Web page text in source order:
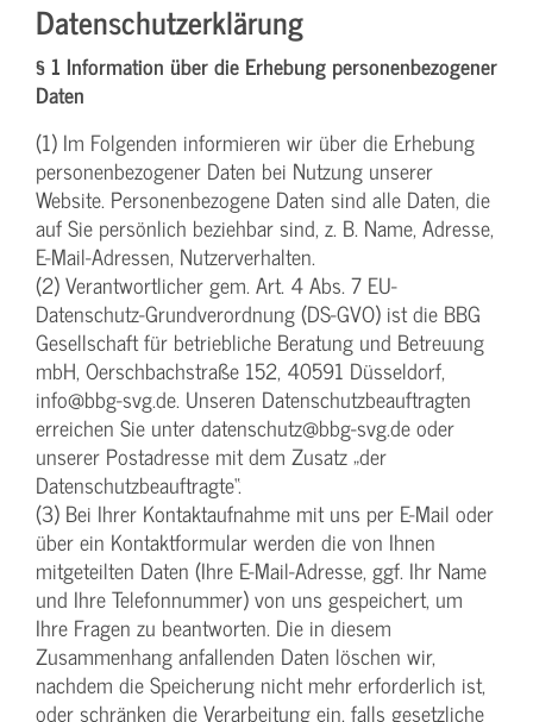
Datenschutzerklärung
§ 1 Information über die Erhebung personenbezogener
Daten
(1) Im Folgenden informieren wir über die Erhebung
personenbezogener Daten bei Nutzung unserer
Website. Personenbezogene Daten sind alle Daten, die
auf Sie persönlich beziehbar sind, z. B. Name, Adresse,
E-Mail-Adressen, Nutzerverhalten.
(2) Verantwortlicher gem. Art. 4 Abs. 7 EU-
Datenschutz-Grundverordnung (DS-GVO) ist die BBG
Gesellschaft für betriebliche Beratung und Betreuung
mbH, Oerschbachstraße 152, 40591 Düsseldorf,
info@bbg-svg.de. Unseren Datenschutzbeauftragten
erreichen Sie unter datenschutz@bbg-svg.de oder
unserer Postadresse mit dem Zusatz „der
Datenschutzbeauftragte“.
(3) Bei Ihrer Kontaktaufnahme mit uns per E-Mail oder
über ein Kontaktformular werden die von Ihnen
mitgeteilten Daten (Ihre E-Mail-Adresse, ggf. Ihr Name
und Ihre Telefonnummer) von uns gespeichert, um
Ihre Fragen zu beantworten. Die in diesem
Zusammenhang anfallenden Daten löschen wir,
nachdem die Speicherung nicht mehr erforderlich ist,
oder schränken die Verarbeitung ein, falls gesetzliche